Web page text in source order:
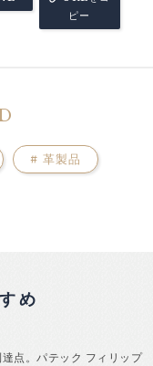
ピー
# 革製品
め
点。パテック フィリップ